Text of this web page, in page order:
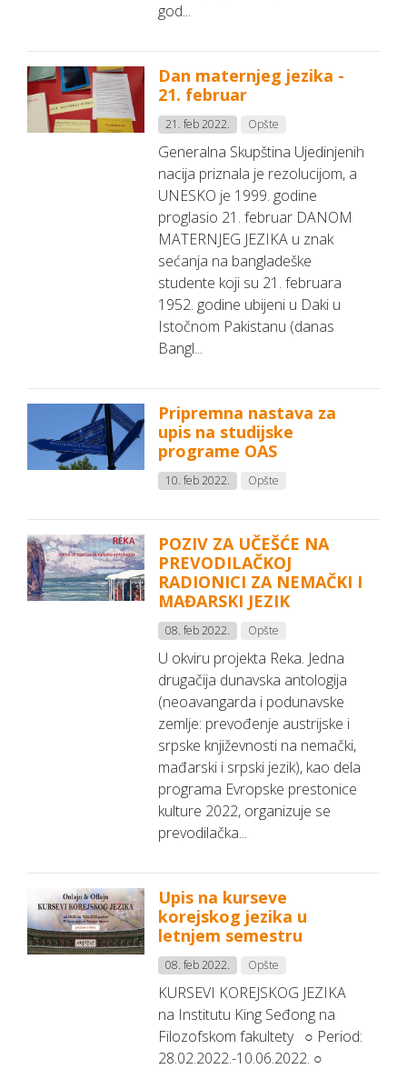
god...
Dan maternjeg jezika -
21. februar
21. feb 2022. Opšte
Generalna Skupština Ujedinjenih
nacija priznala je rezolucijom, a
UNESKO je 1999. godine
proglasio 21. februar DANOM
MATERNJEG JEZIKA u znak
sećanja na bangladeške
studente koji su 21. februara
1952. godine ubijeni u Daki u
Istočnom Pakistanu (danas
Bangl...
Pripremna nastava za
upis na studijske
programe OAS
10. feb 2022. Opšte
POZIV ZA UČEŠĆE NA
PREVODILAČKOJ
RADIONICI ZA NEMAČKI I
MAĐARSKI JEZIK
08. feb 2022. Opšte
U okviru projekta Reka. Jedna
drugačija dunavska antologija
(neoavangarda i podunavske
zemlje: prevođenje austrijske i
srpske književnosti na nemački,
mađarski i srpski jezik), kao dela
programa Evropske prestonice
kulture 2022, organizuje se
prevodilačka...
Upis na kurseve
korejskog jezika u
letnjem semestru
08. feb 2022. Opšte
KURSEVI KOREJSKOG JEZIKA
na Institutu King Seđong na
Filozofskom fakultety ○ Period:
28.02.2022.-10.06.2022. ○